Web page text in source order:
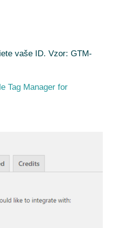
vaše ID. Vzor: GTM-
Tag Manager for